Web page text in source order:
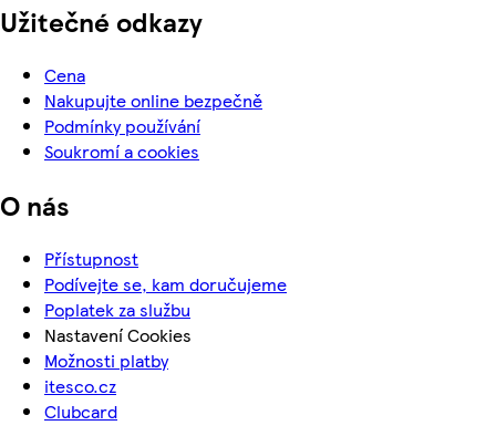
Užitečné odkazy
Cena
Nakupujte online bezpečně
Podmínky používání
Soukromí a cookies
O nás
Přístupnost
Podívejte se, kam doručujeme
Poplatek za službu
Nastavení Cookies
Možnosti platby
itesco.cz
Clubcard